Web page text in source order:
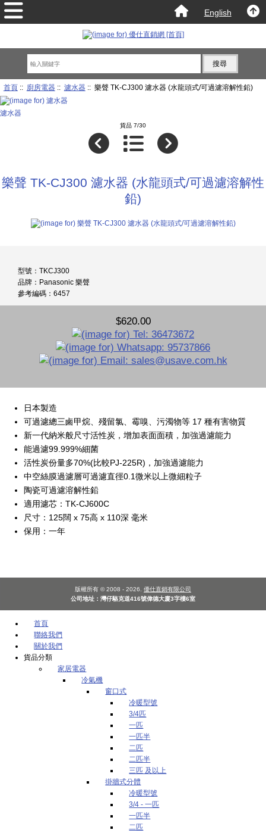
English
首頁:: 廚房電器:: 濾水器:: 樂聲 TK-CJ300 濾水器 (水龍頭式/可過濾溶解性鉛)
濾水器
貨品 7/30
樂聲 TK-CJ300 濾水器 (水龍頭式/可過濾溶解性
鉛)
型號：TKCJ300
品牌：Panasonic 樂聲
參考編碼：6457
$620.00
日本製造
可過濾總三鹵甲烷、殘留氯、霉嗅、污濁物等 17 種有害物質
新一代納米般尺寸活性炭，增加表面面積，加強過濾能力
能過濾99.999%細菌
活性炭份量多70%(比較PJ-225R)，加強過濾能力
中空絲膜過濾層可過濾直徑0.1微米以上微細粒子
陶瓷可過濾溶解性鉛
適用濾芯：TK-CJ600C
尺寸：125闊 x 75高 x 110深 毫米
保用：一年
版權所有 © 2008 - 2026. 優仕直銷有限公司
公司地址：灣仔駱克道416號偉德大廈3字樓6室
首頁
聯絡我們
關於我們
貨品分類
家居電器
冷氣機
窗口式
冷暖型號
3/4匹
一匹
一匹半
二匹
二匹半
三匹 及以上
掛牆式分體
冷暖型號
3/4 - 一匹
一匹半
二匹